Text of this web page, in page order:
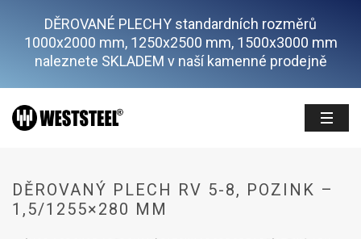
DĚROVANÉ PLECHY standardních rozměrů
1000x2000 mm, 1250x2500 mm, 1500x3000 mm
naleznete SKLADEM v naší kamenné prodejně
DĚROVANÝ PLECH RV 5-8, POZINK –
1,5/1255×280 MM